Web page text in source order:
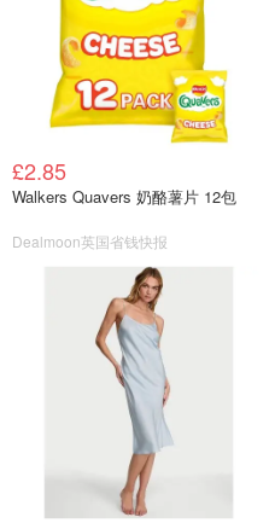
£2.85
Walkers Quavers 奶酪薯片 12包
Dealmoon英国省钱快报